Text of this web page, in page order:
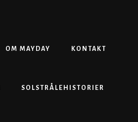
OM MAYDAY KONTAKT
SOLSTRÅLEHISTORIER